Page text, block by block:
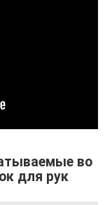
во
для рук